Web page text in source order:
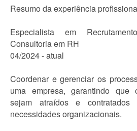
Resumo da experiência
Especialista em
Consultoria em RH
04/2024 - atual
Coordenar e gerenciar os
uma empresa, garantindo que
sejam atraídos e
necessidades organizacionais.